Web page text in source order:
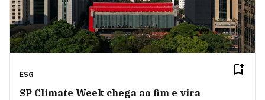
ESG
SP Climate Week chega ao fim e vira